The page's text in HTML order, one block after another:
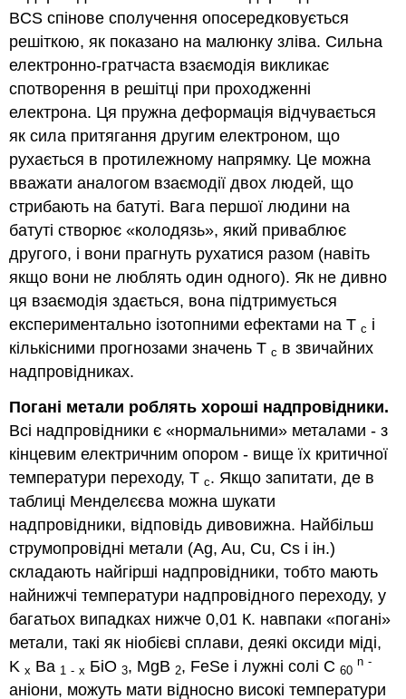
BCS спінове сполучення опосередковується
решіткою, як показано на малюнку зліва. Сильна
електронно-гратчаста взаємодія викликає
спотворення в решітці при проходженні
електрона. Ця пружна деформація відчувається
як сила притягання другим електроном, що
рухається в протилежному напрямку. Це можна
вважати аналогом взаємодії двох людей, що
стрибають на батуті. Вага першої людини на
батуті створює «колодязь», який приваблює
другого, і вони прагнуть рухатися разом (навіть
якщо вони не люблять один одного). Як не дивно
ця взаємодія здається, вона підтримується
експериментально ізотопними ефектами на Tc і
кількісними прогнозами значень Tc в звичайних
надпровідниках.
Погані метали роблять хороші надпровідники.
Всі надпровідники є «нормальними» металами - з
кінцевим електричним опором - вище їх критичної
температури переходу, Тс. Якщо запитати, де в
таблиці Менделєєва можна шукати
надпровідники, відповідь дивовижна. Найбільш
струмопровідні метали (Ag, Au, Cu, Cs і ін.)
складають найгірші надпровідники, тобто мають
найнижчі температури надпровідного переходу, у
багатьох випадках нижче 0,01 К. навпаки «погані»
метали, такі як ніобієві сплави, деякі оксиди міді,
Kx Ba 1 - x БіО3, MgB 2, FeSe і лужні солі C60
n -
аніони, можуть мати відносно високі температури